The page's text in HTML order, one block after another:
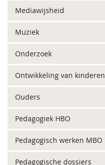
Mediawijsheid
Muziek
Onderzoek
Ontwikkeling van kinderen
Ouders
Pedagogiek HBO
Pedagogisch werken MBO
Pedagogische dossiers